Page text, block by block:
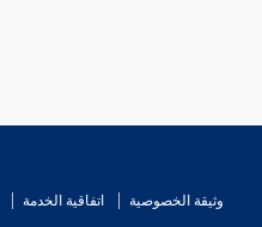
وثيقة الخصوصية اتفاقية الخدمة